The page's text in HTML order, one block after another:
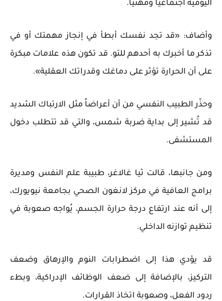
اليومية اجتماعياً ومهنياً.
وأضاف: «قد تجد نفسك أبطأ في إنجاز مهمتك أو في
تذكر ما أخبرك به أحدهم للتو. قد تكون هذه علامات مبكرة
على أن الحرارة تؤثر على دماغك وقدراتك العقلية».
وحذّر الطبيب النفسي من أن أعراضاً مثل الارتباك الشديد
قد تُشير إلى بداية ضربة شمس، والتي قد تتطلب دخول
المستشفى.
ومن جانبها، قالت ثيا غالاغر، طبيبة علم النفس ومديرة
برامج العافية في مركز لانغون الصحي بجامعة نيويورك،
إلى أنه عند ارتفاع درجة حرارة الجسم، يُواجه صعوبة في
تنظيم توازنه الداخلي.
قد يؤدي هذا إلى اضطرابات النوم والإرهاق وضعف
التركيز، بالإضافة إلى ضعف الوظائف الإدراكية، وبطء
ردود الفعل، وصعوبة اتخاذ القرارات.